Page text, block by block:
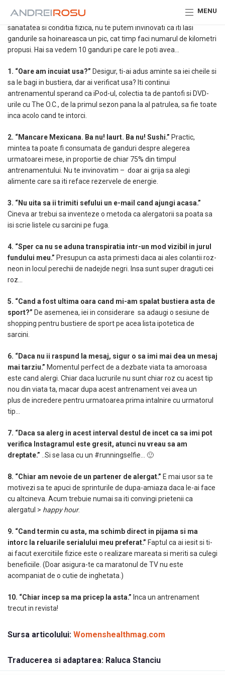
MENU
Cu toate ca obiectivul antrenamentului este sa iti imbunatatesti
sanatatea si conditia fizica, nu te putem invinovati ca iti lasi
gandurile sa hoinareasca un pic, cat timp faci numarul de kilometri
propusi. Hai sa vedem 10 ganduri pe care le poti avea…
1. “Oare am incuiat usa?” Desigur, ti-ai adus aminte sa iei cheile si
sa le bagi in bustiera, dar ai verificat usa? Iti continui
antrenamentul sperand ca iPod-ul, colectia ta de pantofi si DVD-
urile cu The O.C., de la primul sezon pana la al patrulea, sa fie toate
inca acolo cand te intorci.
2. “Mancare Mexicana. Ba nu! Iaurt. Ba nu! Sushi.” Practic,
mintea ta poate fi consumata de ganduri despre alegerea
urmatoarei mese, in proportie de chiar 75% din timpul
antrenamentului. Nu te invinovatim – doar ai grija sa alegi
alimente care sa iti reface rezervele de energie.
3. “Nu uita sa ii trimiti sefului un e-mail cand ajungi acasa.”
Cineva ar trebui sa inventeze o metoda ca alergatorii sa poata sa
isi scrie listele cu sarcini pe fuga.
4. “Sper ca nu se aduna transpiratia intr-un mod vizibil in jurul
fundului meu.” Presupun ca asta primesti daca ai ales colantii roz-
neon in locul perechii de nadejde negri. Insa sunt super draguti cei
roz…
5. “Cand a fost ultima oara cand mi-am spalat bustiera asta de
sport?” De asemenea, iei in considerare sa adaugi o sesiune de
shopping pentru bustiere de sport pe acea lista ipotetica de
sarcini.
6. “Daca nu ii raspund la mesaj, sigur o sa imi mai dea un mesaj
mai tarziu.” Momentul perfect de a dezbate viata ta amoroasa
este cand alergi. Chiar daca lucrurile nu sunt chiar roz cu acest tip
nou din viata ta, macar dupa acest antrenament vei avea un
plus de incredere pentru urmatoarea prima intalnire cu urmatorul
tip…
7. “Daca sa alerg in acest interval destul de incet ca sa imi pot
verifica Instagramul este gresit, atunci nu vreau sa am
dreptate.” ..Si se lasa cu un #runningselfie… 🙂
8. “Chiar am nevoie de un partener de alergat.” E mai usor sa te
motivezi sa te apuci de sprinturile de dupa-amiaza daca le-ai face
cu altcineva. Acum trebuie numai sa iti convingi prietenii ca
alergatul > happy hour.
9. “Cand termin cu asta, ma schimb direct in pijama si ma
intorc la reluarile serialului meu preferat.” Faptul ca ai iesit si ti-
ai facut exercitiile fizice este o realizare mareata si meriti sa culegi
beneficiile. (Doar asigura-te ca maratonul de TV nu este
acompaniat de o cutie de inghetata.)
10. “Chiar incep sa ma pricep la asta.” Inca un antrenament
trecut in revista!
Sursa articolului: Womenshealthmag.com
Traducerea si adaptarea: Raluca Stanciu